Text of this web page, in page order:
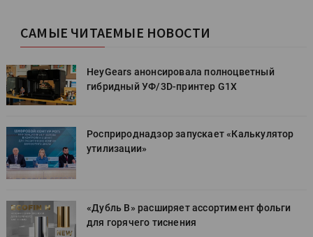
САМЫЕ ЧИТАЕМЫЕ НОВОСТИ
HeyGears анонсировала полноцветный
гибридный УФ/3D-принтер G1X
Росприроднадзор запускает «Калькулятор
утилизации»
«Дубль В» расширяет ассортимент фольги
для горячего тиснения